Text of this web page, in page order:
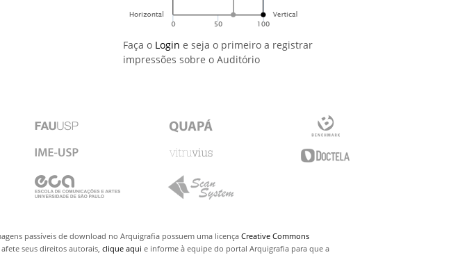
Faça o Login e seja o primeiro a registrar
impressões sobre o Auditório
passíveis de download no Arquigrafia possuem uma licençaCreative Commons
seus direitos autorais,clique aqui e informe à equipe do portal Arquigrafia para que a